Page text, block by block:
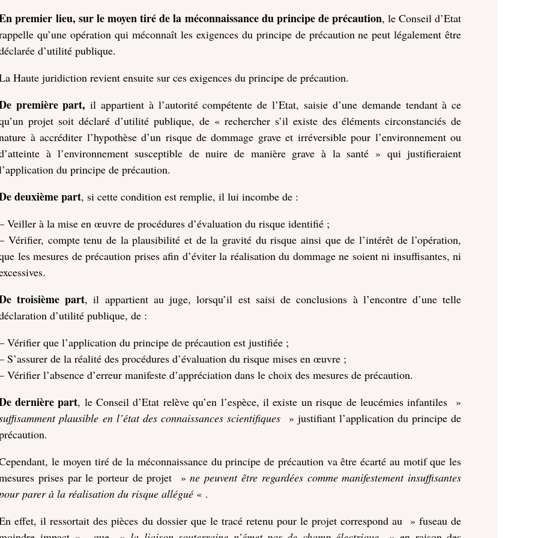
premier lieu, sur le moyen tiré de la méconnaissance du principe de précaution, le Conseil d’Etat
qu’une opération qui méconnaît les exigences du principe de précaution ne peut légalement être
d’utilité publique.
Haute juridiction revient ensuite sur ces exigences du principe de précaution.
première part, il appartient à l’autorité compétente de l’Etat, saisie d’une demande tendant à ce
projet soit déclaré d’utilité publique, de « rechercher s’il existe des éléments circonstanciés de
à accréditer l’hypothèse d’un risque de dommage grave et irréversible pour l’environnement ou
à l’environnement susceptible de nuire de manière grave à la santé » qui justifieraient
du principe de précaution.
deuxième part, si cette condition est remplie, il lui incombe de :
Veiller à la mise en œuvre de procédures d’évaluation du risque identifié ;
Vérifier, compte tenu de la plausibilité et de la gravité du risque ainsi que de l’intérêt de l’opération,
les mesures de précaution prises afin d’éviter la réalisation du dommage ne soient ni insuffisantes, ni
troisième part, il appartient au juge, lorsqu’il est saisi de conclusions à l’encontre d’une telle
d’utilité publique, de :
Vérifier que l’application du principe de précaution est justifiée ;
S’assurer de la réalité des procédures d’évaluation du risque mises en œuvre ;
Vérifier l’absence d’erreur manifeste d’appréciation dans le choix des mesures de précaution.
dernière part, le Conseil d’Etat relève qu’en l’espèce, il existe un risque de leucémies infantiles »
plausible en l’état des connaissances scientifiques » justifiant l’application du principe de
le moyen tiré de la méconnaissance du principe de précaution va être écarté au motif que les
prises par le porteur de projet »ne peuvent être regardées comme manifestement insuffisantes
parer à la réalisation du risque allégué « .
effet, il ressortait des pièces du dossier que le tracé retenu pour le projet correspond au » fuseau de